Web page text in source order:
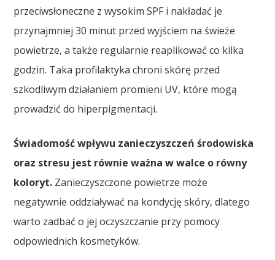
przeciwsłoneczne z wysokim SPF i nakładać je
przynajmniej 30 minut przed wyjściem na świeże
powietrze, a także regularnie reaplikować co kilka
godzin. Taka profilaktyka chroni skórę przed
szkodliwym działaniem promieni UV, które mogą
prowadzić do hiperpigmentacji.
Świadomość wpływu zanieczyszczeń środowiska
oraz stresu jest równie ważna w walce o równy
koloryt. Zanieczyszczone powietrze może
negatywnie oddziaływać na kondycję skóry, dlatego
warto zadbać o jej oczyszczanie przy pomocy
odpowiednich kosmetyków.